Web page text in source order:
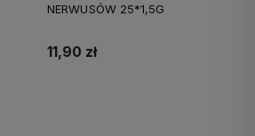
NERWUSÓW 25*1,5G
11,90 zł